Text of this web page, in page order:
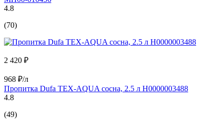
4.8
(70)
2 420 ₽
968 ₽/л
Пропитка Dufa TEX-AQUA сосна, 2.5 л Н0000003488
4.8
(49)